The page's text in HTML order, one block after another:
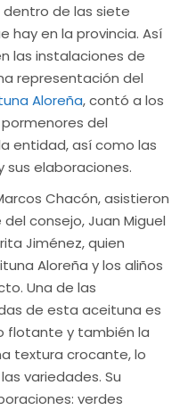
de las siete
hay en la provincia. Así
las instalaciones de
representación del
Aloreña, contó a los
del
entidad, así como las
elaboraciones.
Chacón, asistieron
consejo, Juan Miguel
Jiménez, quien
Aloreña y los aliños
Una de las
de esta aceituna es
flotante y también la
textura crocante, lo
variedades. Su
verdes